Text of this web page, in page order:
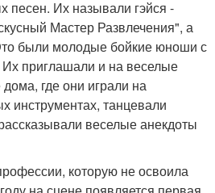
песен. Их называли гэйся -
Мастер Развлечения", а
были молодые бойкие юноши с
приглашали и на веселые
где они играли на
инструментах, танцевали
веселые анекдоты
которую не освоила